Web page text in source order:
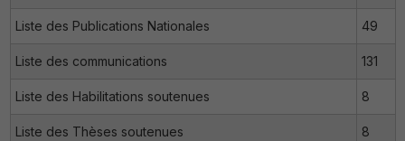
Liste des Publications Nationales 49
Liste des communications 131
Liste des Habilitations soutenues 8
Liste des Thèses soutenues 8